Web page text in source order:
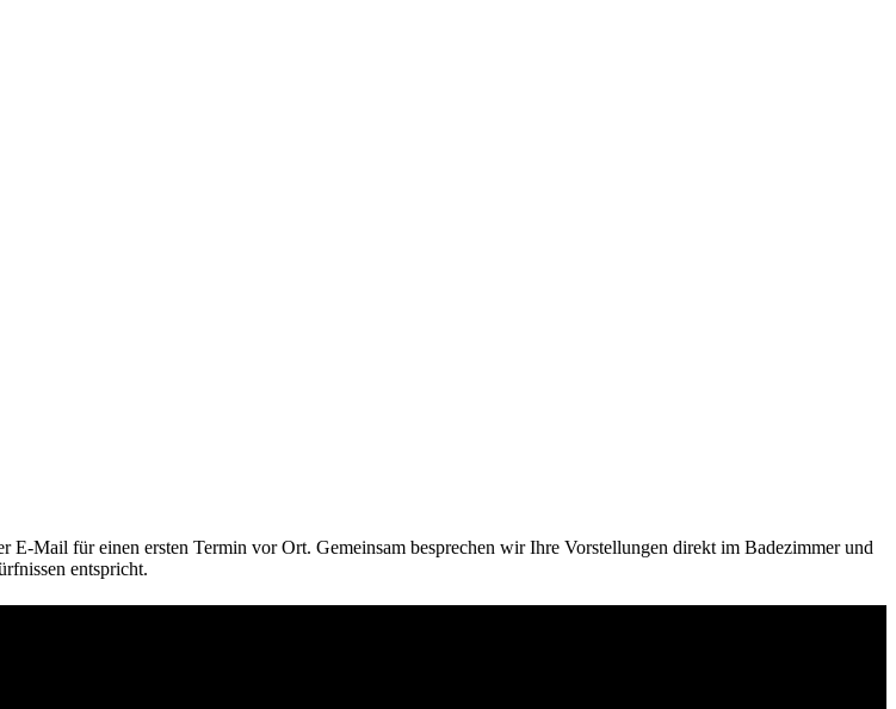
E-Mail für einen ersten Termin vor Ort. Gemeinsam besprechen wir Ihre Vorstellungen direkt im Badezimmer und
entspricht.